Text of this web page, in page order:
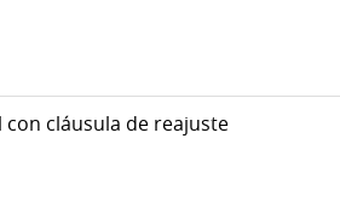
cláusula de reajuste